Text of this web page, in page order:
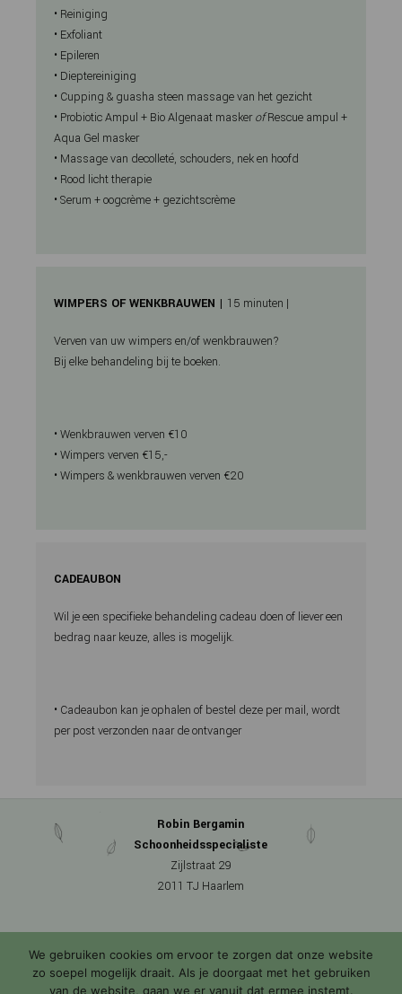
• Reiniging
• Exfoliant
• Epileren
• Dieptereiniging
• Cupping & guasha steen massage van het gezicht
• Probiotic Ampul + Bio Algenaat maskerofRescue ampul +
Aqua Gel masker
• Massage van decolleté, schouders, nek en hoofd
• Rood licht therapie
• Serum + oogcrème + gezichtscrème
WIMPERS OF WENKBRAUWEN | 15 minuten |
Verven van uw wimpers en/of wenkbrauwen?
Bij elke behandeling bij te boeken.
• Wenkbrauwen verven €10
• Wimpers verven €15,-
• Wimpers & wenkbrauwen verven €20
CADEAUBON
Wil je een specifieke behandeling cadeau doen of liever een
bedrag naar keuze, alles is mogelijk.
• Cadeaubon kan je ophalen of bestel deze per mail, wordt
per post verzonden naar de ontvanger
Robin Bergamin
Schoonheidsspecialiste
Zijlstraat 29
2011 TJ Haarlem
Telefoon
06-52718840
We gebruiken cookies om ervoor te zorgen dat onze website
zo soepel mogelijk draait. Als je doorgaat met het gebruiken
van de website, gaan we er vanuit dat ermee instemt.